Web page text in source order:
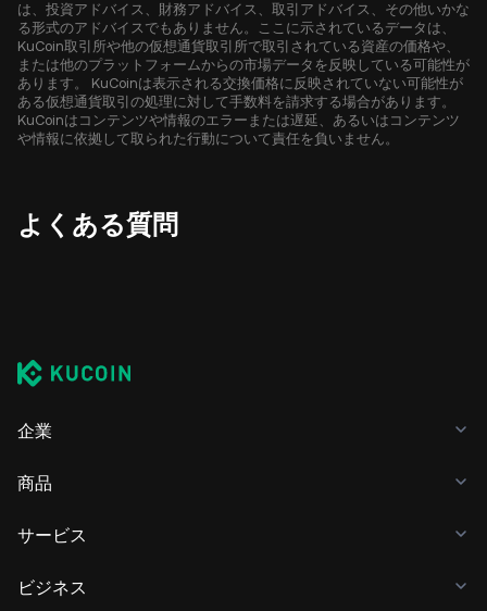
は、投資アドバイス、財務アドバイス、取引アドバイス、その他いかな
る形式のアドバイスでもありません。ここに示されているデータは、
KuCoin取引所や他の仮想通貨取引所で取引されている資産の価格や、
または他のプラットフォームからの市場データを反映している可能性が
あります。 KuCoinは表示される交換価格に反映されていない可能性が
ある仮想通貨取引の処理に対して手数料を請求する場合があります。
KuCoinはコンテンツや情報のエラーまたは遅延、あるいはコンテンツ
や情報に依拠して取られた行動について責任を負いません。
よくある質問
企業
商品
サービス
ビジネス